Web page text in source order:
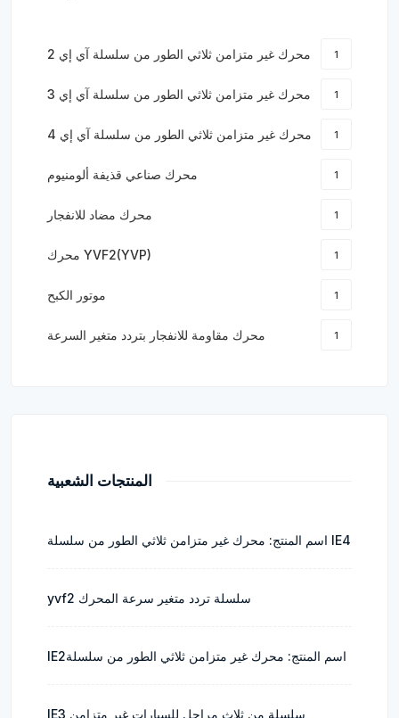
محرك غير متزامن ثلاثي الطور من سلسلة آي إي 2 1
محرك غير متزامن ثلاثي الطور من سلسلة آي إي 3 1
محرك غير متزامن ثلاثي الطور من سلسلة آي إي 4 1
محرك صناعي قذيفة ألومنيوم 1
محرك مضاد للانفجار 1
محرك YVF2(YVP) 1
موتور الكبح 1
محرك مقاومة للانفجار بتردد متغير السرعة 1
المنتجات الشعبية
اسم المنتج: محرك غير متزامن ثلاثي الطور من سلسلة IE4
yvf2 سلسلة تردد متغير سرعة المحرك
IE2اسم المنتج: محرك غير متزامن ثلاثي الطور من سلسلة
IE3 سلسلة من ثلاث مراحل للسيارات غير متزامن